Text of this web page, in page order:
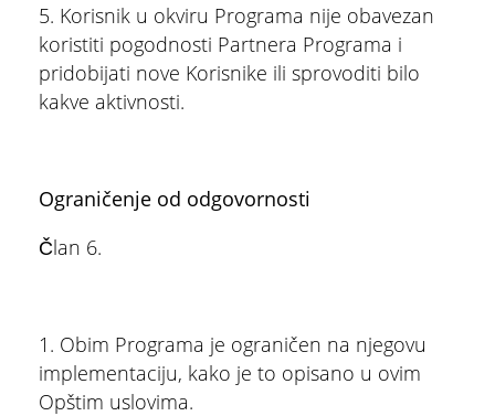
5. Korisnik u okviru Programa nije obavezan
koristiti pogodnosti Partnera Programa i
pridobijati nove Korisnike ili sprovoditi bilo
kakve aktivnosti.
Ograničenje od odgovornosti
Član 6.
1. Obim Programa je ograničen na njegovu
implementaciju, kako je to opisano u ovim
Opštim uslovima.